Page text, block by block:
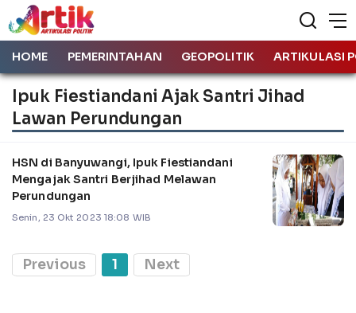
HOME PEMERINTAHAN GEOPOLITIK ARTIKULASI
Ipuk Fiestiandani Ajak Santri Jihad
Lawan Perundungan
HSN di Banyuwangi, Ipuk Fiestiandani
Mengajak Santri Berjihad Melawan
Perundungan
Senin, 23 Okt 2023 18:08 WIB
Previous 1 Next